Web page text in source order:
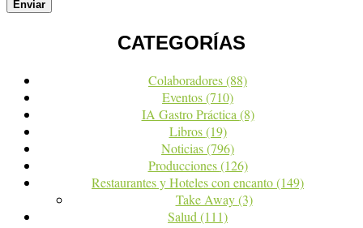
CATEGORÍAS
Colaboradores(88)
Eventos(710)
IA Gastro Práctica(8)
Libros(19)
Noticias(796)
Producciones(126)
Restaurantes y Hoteles con encanto(149)
Take Away(3)
Salud(111)